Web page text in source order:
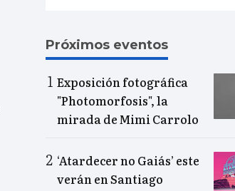
Próximos eventos
Exposición fotográfica
"Photomorfosis", la
mirada de Mimi Carrolo
‘Atardecer no Gaiás’ este
verán en Santiago